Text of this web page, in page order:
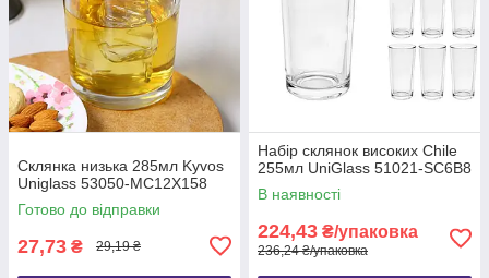
Склянка низька 285мл Kyvos
Uniglass 53050-MC12Х158
Готово до відправки
27,73 ₴ 29,19 ₴
Набір склянок високих Chile
255мл UniGlass 51021-SC6B8
В наявності
224,43 ₴/упаковка
236,24 ₴/упаковка